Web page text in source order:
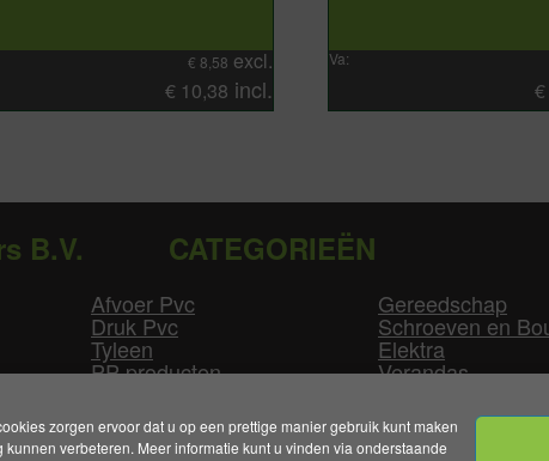
zorgen ervoor dat u op een prettige manier gebruik kunt maken
verbeteren. Meer informatie kunt u vinden via onderstaande
€ 8,58 excl.
€ 10,38 incl.
Va:
€
B.V. CATEGORIEËN
Afvoer Pvc
Druk Pvc
Tyleen
PP producten
GLW producten
Gereedschap
Schroeven en
Elektra
Verandas
Overige